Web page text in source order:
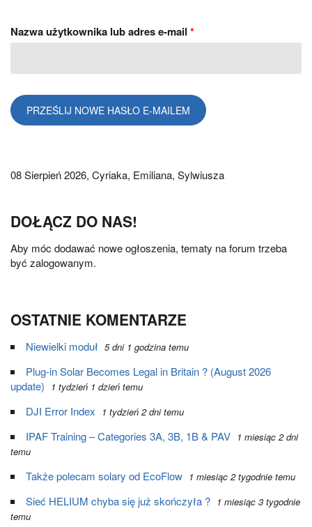
Nazwa użytkownika lub adres e-mail *
08 Sierpień 2026, Cyriaka, Emiliana, Sylwiusza
DOŁĄCZ DO NAS!
Aby móc dodawać nowe ogłoszenia, tematy na forum trzeba
być zalogowanym.
OSTATNIE KOMENTARZE
Niewielki moduł 5 dni 1 godzina temu
Plug-in Solar Becomes Legal in Britain ? (August 2026
update)
1 tydzień 1 dzień temu
DJI Error Index 1 tydzień 2 dni temu
IPAF Training – Categories 3A, 3B, 1B & PAV 1 miesiąc 2 dni
temu
Także polecam solary od EcoFlow 1 miesiąc 2 tygodnie temu
Sieć HELIUM chyba się już skończyła ? 1 miesiąc 3 tygodnie
temu